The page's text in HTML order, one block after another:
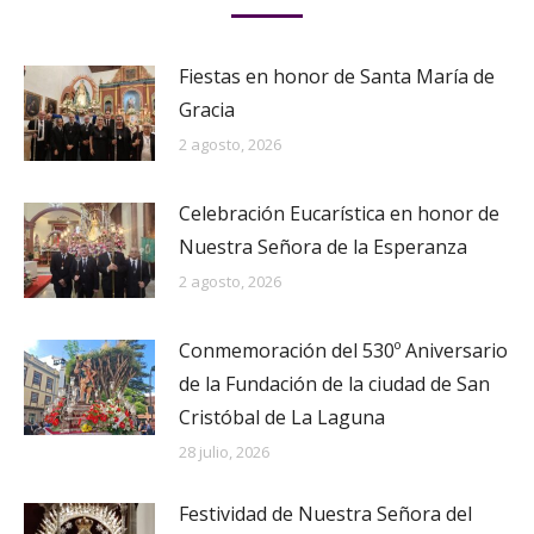
Fiestas en honor de Santa María de
Gracia
2 agosto, 2026
Celebración Eucarística en honor de
Nuestra Señora de la Esperanza
2 agosto, 2026
Conmemoración del 530º Aniversario
de la Fundación de la ciudad de San
Cristóbal de La Laguna
28 julio, 2026
Festividad de Nuestra Señora del